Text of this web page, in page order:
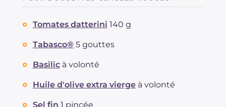
Tomates datterini 140 g
Tabasco® 5 gouttes
Basilic à volonté
Huile d'olive extra vierge à volonté
Sel fin 1 pincée